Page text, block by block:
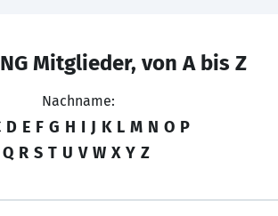
Mitglieder, von A bis Z
Nachname:
D E F G H I J K L M N O P
Q R S T U V W X Y Z